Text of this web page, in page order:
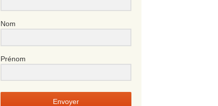
Nom
Prénom
Envoyer